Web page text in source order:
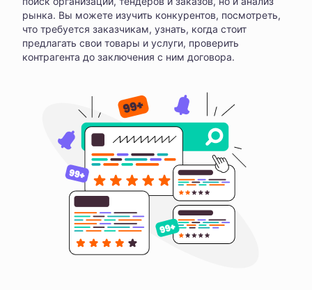
рынка. Вы можете изучить конкурентов, посмотреть,
что требуется заказчикам, узнать, когда стоит
предлагать свои товары и услуги, проверить
контрагента до заключения с ним договора.